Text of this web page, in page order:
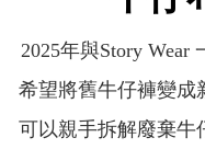
2025年與Story Wear
希望將舊牛仔褲變成
可以親手拆解廢棄牛